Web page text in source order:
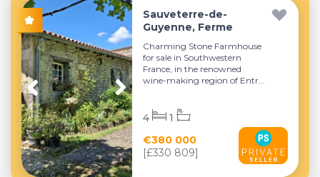
Sauveterre-de-
Guyenne, Ferme
Charming Stone Farmhouse
for sale in Southwestern
France, in the renowned
wine-making region of Entr...
€380 000
[£330 809]
4 1